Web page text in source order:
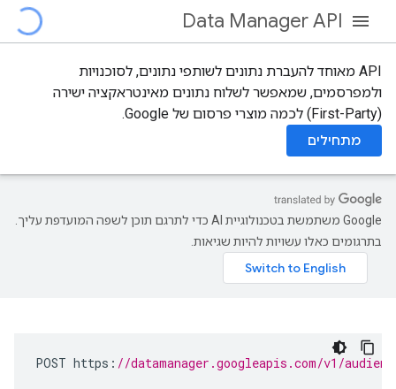
Data Manager API
‫API מאוחד להעברת נתונים לשותפי נתונים, לסוכנויות
ולמפרסמים, שמאפשר לשלוח נתונים מאינטראקציה ישירה
(First-Party) לכמה מוצרי פרסום של Google.
מתחילים
‫Google משתמשת בטכנולוגיית AI כדי לתרגם תוכן לשפה המועדפת עליך.
בתרגומים כאלו עשויות להיות שגיאות.
POST https : //datamanager.googleapis.com/v1/